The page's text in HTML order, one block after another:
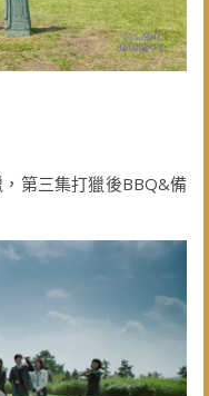
第三集打獵後BBQ&備